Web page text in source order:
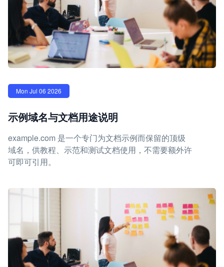
Mon Jul 06 2026
示例域名与文档用途说明
example.com 是一个专门为文档示例而保留的顶级
域名，供教程、示范和测试文档使用，不需要额外许
可即可引用。